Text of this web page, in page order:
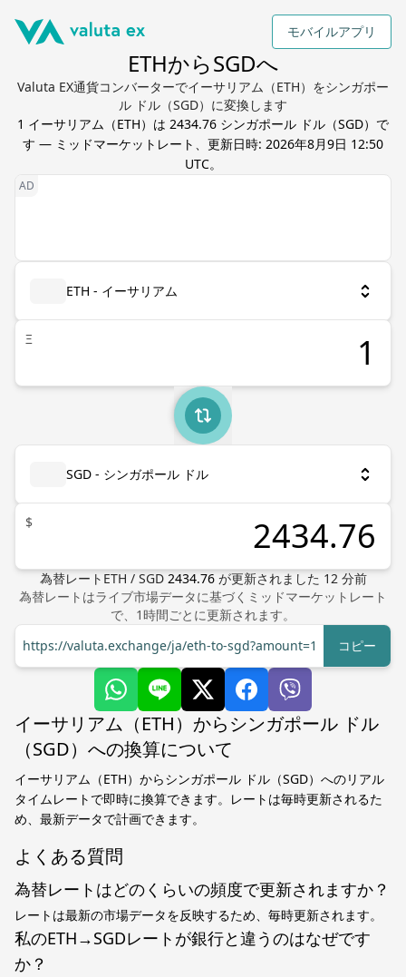
モバイルアプリ
ETHからSGDへ
Valuta EX通貨コンバーターでイーサリアム（ETH）をシンガポー
ル ドル（SGD）に変換します
1 イーサリアム （ETH）は 2434.76 シンガポール ドル （SGD）で
す — ミッドマーケットレート、更新日時: 2026年8月9日 12:50
UTC。
ETH - イーサリアム
Ξ
SGD - シンガポール ドル
$
為替レート ETH / SGD 2434.76 が更新されました 12分前
為替レートはライブ市場データに基づくミッドマーケットレート
で、1時間ごとに更新されます。
https://valuta.exchange/ja/eth-to-sgd?amount=1
コピー
イーサリアム（ETH）からシンガポール ドル
（SGD）への換算について
イーサリアム（ETH）からシンガポール ドル（SGD）へのリアル
タイムレートで即時に換算できます。レートは毎時更新されるた
め、最新データで計画できます。
よくある質問
為替レートはどのくらいの頻度で更新されますか？
レートは最新の市場データを反映するため、毎時更新されます。
私のETH→SGDレートが銀行と違うのはなぜです
か？